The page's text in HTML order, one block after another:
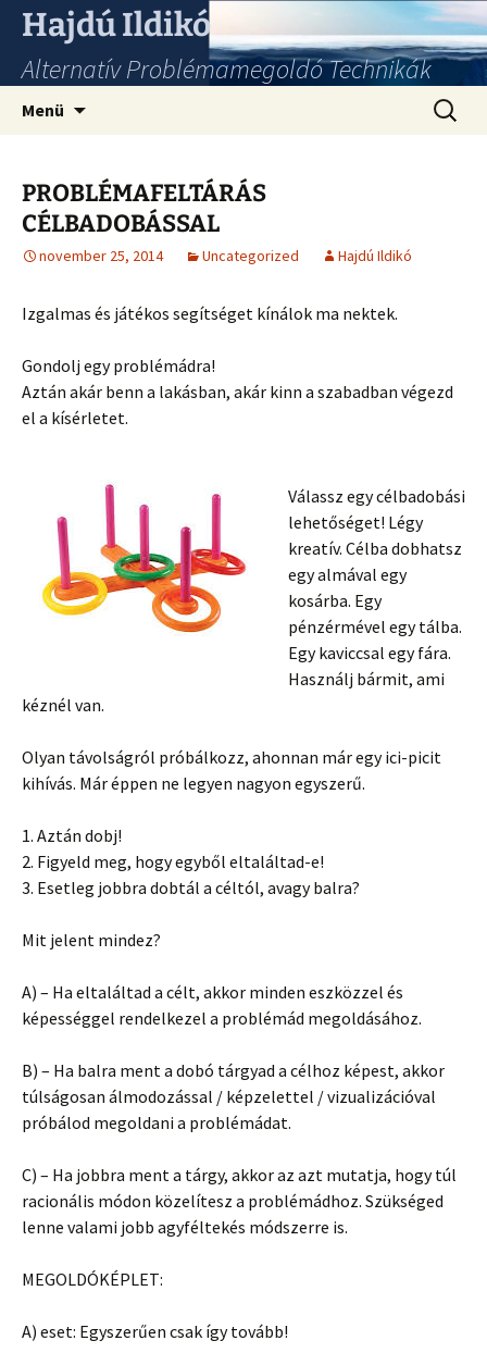
Hajdú Ildikó
Alternatív Problémamegoldó Technikák
Menü
PROBLÉMAFELTÁRÁS
CÉLBADOBÁSSAL
november 25, 2014 Uncategorized Hajdú Ildikó
Izgalmas és játékos segítséget kínálok ma nektek.
Gondolj egy problémádra!
Aztán akár benn a lakásban, akár kinn a szabadban végezd
el a kísérletet.
Válassz egy célbadobási
lehetőséget! Légy
kreatív. Célba dobhatsz
egy almával egy
kosárba. Egy
pénzérmével egy tálba.
Egy kaviccsal egy fára.
Használj bármit, ami
kéznél van.
Olyan távolságról próbálkozz, ahonnan már egy ici-picit
kihívás. Már éppen ne legyen nagyon egyszerű.
1. Aztán dobj!
2. Figyeld meg, hogy egyből eltaláltad-e!
3. Esetleg jobbra dobtál a céltól, avagy balra?
Mit jelent mindez?
A) – Ha eltaláltad a célt, akkor minden eszközzel és
képességgel rendelkezel a problémád megoldásához.
B) – Ha balra ment a dobó tárgyad a célhoz képest, akkor
túlságosan álmodozással / képzelettel / vizualizációval
próbálod megoldani a problémádat.
C) – Ha jobbra ment a tárgy, akkor az azt mutatja, hogy túl
racionális módon közelítesz a problémádhoz. Szükséged
lenne valami jobb agyféltekés módszerre is.
MEGOLDÓKÉPLET:
A) eset: Egyszerűen csak így tovább!